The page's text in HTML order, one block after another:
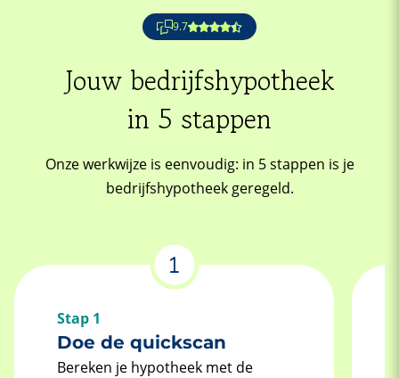
9.7
Jouw bedrijfshypotheek
in 5 stappen
Onze werkwijze is eenvoudig: in 5 stappen is je
bedrijfshypotheek geregeld.
Stap 1
Doe de quickscan
Bereken je hypotheek met de